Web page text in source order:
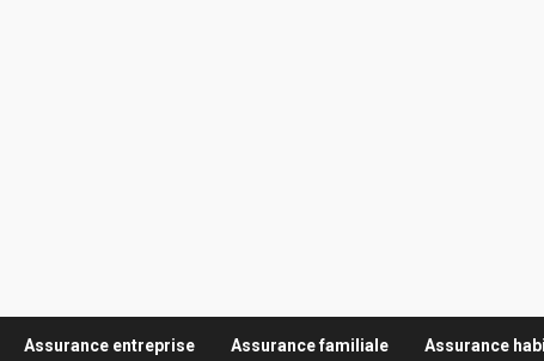
Assurance entreprise Assurance familiale Assurance